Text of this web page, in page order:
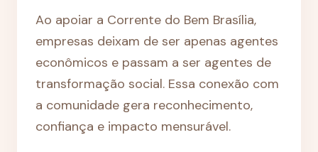
Ao apoiar a Corrente do Bem Brasília,
empresas deixam de ser apenas agentes
econômicos e passam a ser agentes de
transformação social. Essa conexão com
a comunidade gera reconhecimento,
confiança e impacto mensurável.